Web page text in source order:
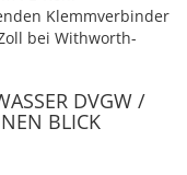
Klemmverbinder
bei Withworth-
DVGW /
BLICK